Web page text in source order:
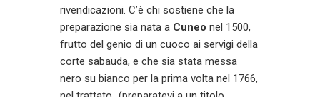
rivendicazioni. C’è chi sostiene che la
preparazione sia nata a Cuneo nel 1500,
frutto del genio di un cuoco ai servigi della
corte sabauda, e che sia stata messa
nero su bianco per la prima volta nel 1766,